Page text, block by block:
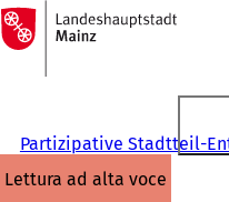
Vai al contenuto
Alla
pagina
iniziale
Partizipative Stadtteil-
lettura ad alta voce